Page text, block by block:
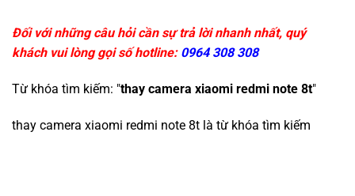
Đối với những câu hỏi cần sự trả lời nhanh nhất, quý
khách vui lòng gọi số hotline: 0964 308 308
Từ khóa tìm kiếm: "thay camera xiaomi redmi note 8t"
thay camera xiaomi redmi note 8t là từ khóa tìm kiếm